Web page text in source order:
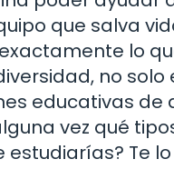
que salva
lo
no
educativas
vez qué
Te